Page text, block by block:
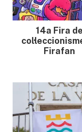
14a Fira de
Firafan